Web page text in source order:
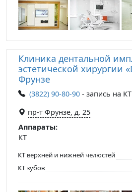
Клиника дентальной
эстетической хирургии
Фрунзе
(3822) 90-80-90 - запись на КТ
пр-т Фрунзе, д. 25
Аппараты:
КТ
КТ верхней и нижней челюстей
КТ зубов